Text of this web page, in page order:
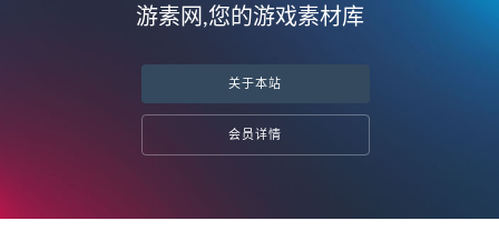
游素网,您的游戏素材库
关于本站
会员详情